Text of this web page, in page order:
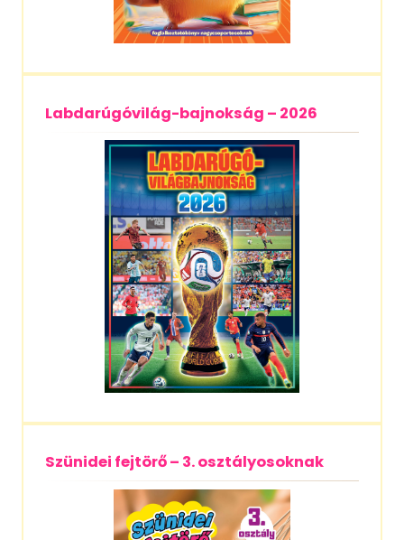
Labdarúgóvilág-bajnokság – 2026
Szünidei fejtörő – 3. osztályosoknak